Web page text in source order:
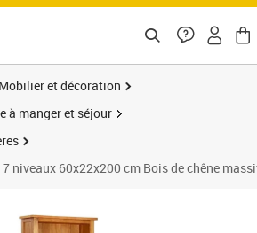
Mobilier et décoration
à manger et séjour
niveaux 60x22x200 cm Bois de chêne